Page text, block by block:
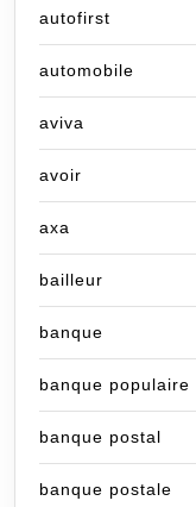
autofirst
automobile
aviva
avoir
axa
bailleur
banque
banque populaire
banque postal
banque postale